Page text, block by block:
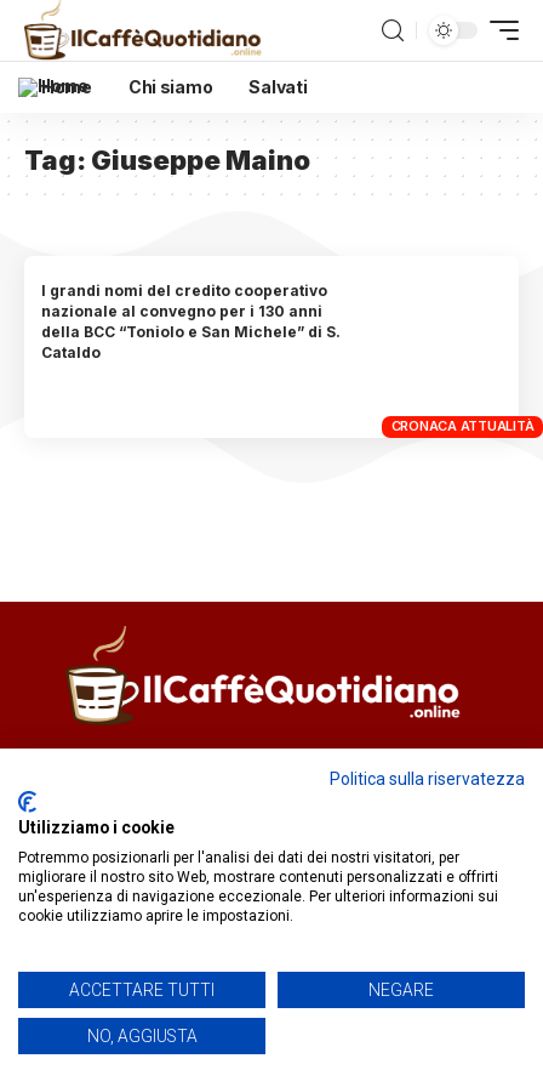
Home Chi siamo Salvati
Tag: Giuseppe Maino
CRONACA ATTUALITÀ
I grandi nomi del credito cooperativo
nazionale al convegno per i 130 anni
della BCC “Toniolo e San Michele” di S.
Cataldo
redazione@ilcaffequotidiano.online
C.F. 92076900858
Chi siamo
Privacy & Cookie Policy
IlCaffèQuotidiano.online è una testata giornalistica registrata
presso il Tribunale di Caltanissetta n.02/2024 del 17/07/2024 |
Realizzato da
Politica sulla riservatezza
Utilizziamo i cookie
Potremmo posizionarli per l'analisi dei dati dei nostri visitatori, per
migliorare il nostro sito Web, mostrare contenuti personalizzati e offrirti
un'esperienza di navigazione eccezionale. Per ulteriori informazioni sui
cookie utilizziamo aprire le impostazioni.
ACCETTARE TUTTI NEGARE
NO, AGGIUSTA